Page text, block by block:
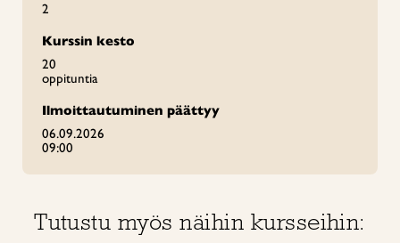
2
Kurssin kesto
20
oppituntia
Ilmoittautuminen päättyy
06.09.2026
09:00
Tutustu myös näihin kursseihin: